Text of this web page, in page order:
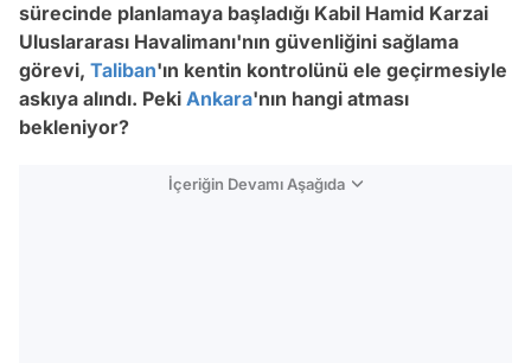
sürecinde planlamaya başladığı Kabil Hamid Karzai
Uluslararası Havalimanı'nın güvenliğini sağlama
görevi, Taliban'ın kentin kontrolünü ele geçirmesiyle
askıya alındı. Peki Ankara'nın hangi atması
bekleniyor?
İçeriğin Devamı Aşağıda